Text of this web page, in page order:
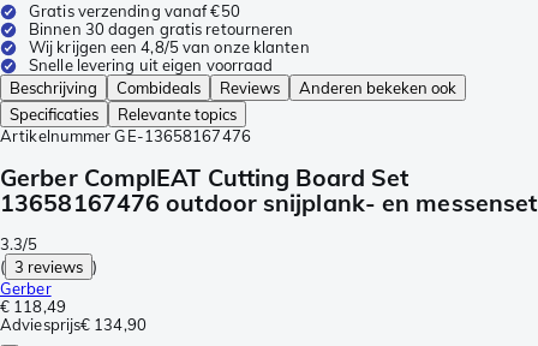
Gratis verzending vanaf €50
Binnen 30 dagen gratis retourneren
Wij krijgen een 4,8/5 van onze klanten
Snelle levering uit eigen voorraad
Beschrijving
Combideals Reviews
Anderen bekeken ook
Specificaties
Relevante topics
Artikelnummer GE-13658167476
Gerber ComplEAT Cutting Board Set
13658167476 outdoor snijplank- en messenset
3.3/5
( 3 reviews )
Gerber
€ 118,49
Adviesprijs€ 134,90